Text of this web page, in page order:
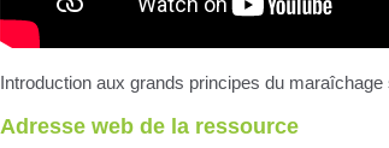
Introduction aux grands principes du
Adresse web de la ressource